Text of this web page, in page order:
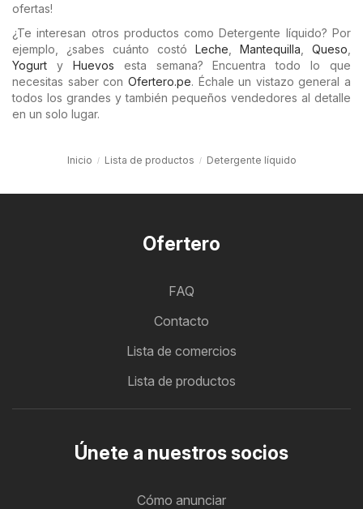
ofertas!
¿Te interesan otros productos como Detergente líquido? Por
ejemplo, ¿sabes cuánto costó Leche Mantequilla Queso
Yogurt y Huevos esta semana? Encuentra todo lo que
necesitas saber con Ofertero.pe. Échale un vistazo general a
todos los grandes y también pequeños vendedores al detalle
en un solo lugar.
Inicio Lista de productos Detergente líquido
Ofertero
FAQ
Contacto
Lista de comercios
Lista de productos
Únete a nuestros socios
Cómo anunciar